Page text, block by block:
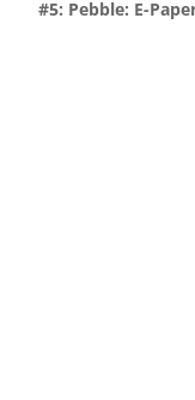
#5: Pebble: E-